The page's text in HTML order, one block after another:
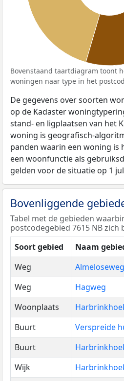
Bovenstaand taartdiagram toont
woningen naar type in het
De gegevens over soorten
op de Kadaster
stand- en ligplaatsen van het
woning is geografisch-
panden waarin een woning is
een woonfunctie als
gelden voor de situatie op 1
Bovenliggende
Tabel met de gebieden
postcodegebied 7615 NB zich
Soort gebied
Naam
Weg
Almeloseweg
Weg
Hagweg
Woonplaats
Buurt
Verspreide
Buurt
Wijk